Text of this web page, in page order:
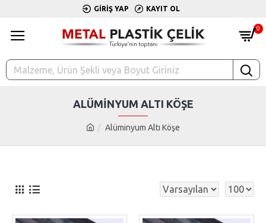
GIRIŞ YAP KAYIT OL
0
Alüminyum Altı Köşe
ALÜMINYUM ALTI KÖŞE